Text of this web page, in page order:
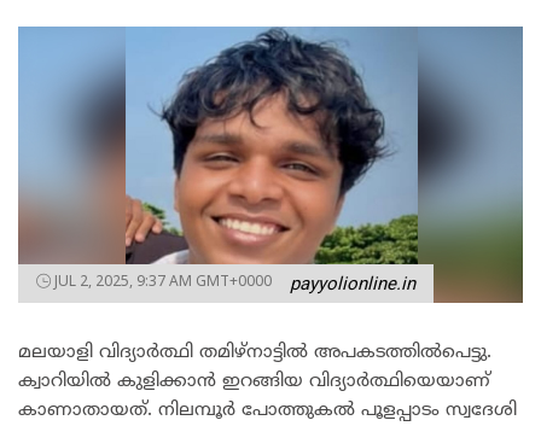
JUL 2, 2025, 9:37 AM GMT+0000 payyolionline.in
മലയാളി വിദ്യാര്‍ത്ഥി തമിഴ്‌നാട്ടില്‍ അപകടത്തില്‍പെട്ടു.
ക്വാറിയില്‍ കുളിക്കാന്‍ ഇറങ്ങിയ വിദ്യാര്‍ത്ഥിയെയാണ്
കാണാതായത്. നിലമ്പൂര്‍ പോത്തുകല്‍ പൂളപ്പാടം സ്വദേശി